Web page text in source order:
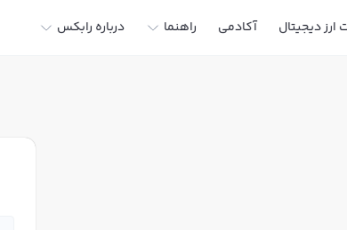
ارز دیجیتال آکادمی راهنما درباره رابکس